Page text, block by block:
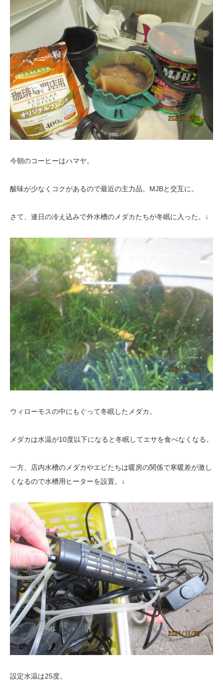
今朝のコーヒーはハマヤ。
酸味が少なくコクがあるので最近の主力品。MJBと交互に。
さて、連日の冷え込みで外水槽のメダカたちが冬眠に入った。↓
ウィローモスの中にもぐって冬眠したメダカ。
メダカは水温が10度以下になると冬眠してエサを食べなくなる。
一方、店内水槽のメダカやエビたちは暖房の関係で寒暖差が激し
くなるので水槽用ヒーターを設置。↓
設定水温は25度。